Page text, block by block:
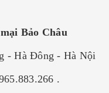
Bảo Châu
- Hà Đông - Hà Nội
.